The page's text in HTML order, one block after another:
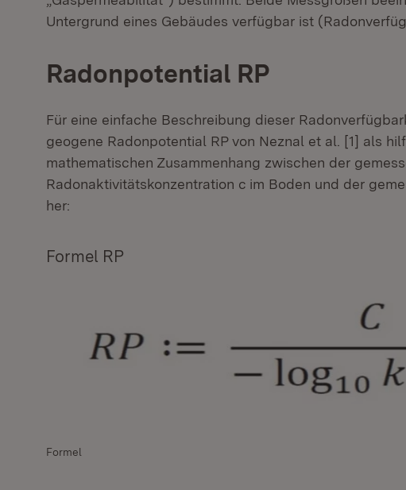
Untergrund eines Gebäudes verfügbar ist
Radonpotential RP
Für eine einfache Beschreibung dieser
geogene Radonpotential RP von Neznal et al. [1] als
mathematischen Zusammenhang zwischen der
Radonaktivitätskonzentration c im Boden und der
her:
Formel RP
Formel